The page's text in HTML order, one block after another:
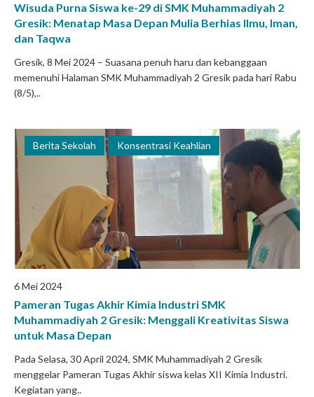
Wisuda Purna Siswa ke-29 di SMK Muhammadiyah 2
Gresik: Menatap Masa Depan Mulia Berhias Ilmu, Iman,
dan Taqwa
Gresik, 8 Mei 2024 – Suasana penuh haru dan kebanggaan
memenuhi Halaman SMK Muhammadiyah 2 Gresik pada hari Rabu
(8/5),..
Berita Sekolah Konsentrasi Keahlian
6 Mei 2024
Pameran Tugas Akhir Kimia Industri SMK
Muhammadiyah 2 Gresik: Menggali Kreativitas Siswa
untuk Masa Depan
Pada Selasa, 30 April 2024, SMK Muhammadiyah 2 Gresik
menggelar Pameran Tugas Akhir siswa kelas XII Kimia Industri.
Kegiatan yang..